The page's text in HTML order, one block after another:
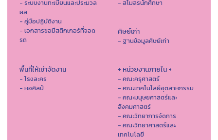
- ระบบงานทะเบียนและประมวล
ผล
- คู่มือปฏิบัติงาน
- เอกสารขอมีสติกเกอร์ที่จอด
รถ
- สโมสรนักศึกษา
ศิษย์เก่า
- ฐานข้อมูลศิษย์เก่า
พื้นที่ให้เช่าจัดงาน
- โรงละคร
- หอศิลป์
+ หน่วยงานภายใน +
- คณะครุศาสตร์
- คณะเทคโนโลยีอุตสาหกรรม
- คณะมนุษยศาสตร์และ
สังคมศาสตร์
- คณะวิทยาการจัดการ
- คณะวิทยาศาสตร์และ
เทคโนโลยี